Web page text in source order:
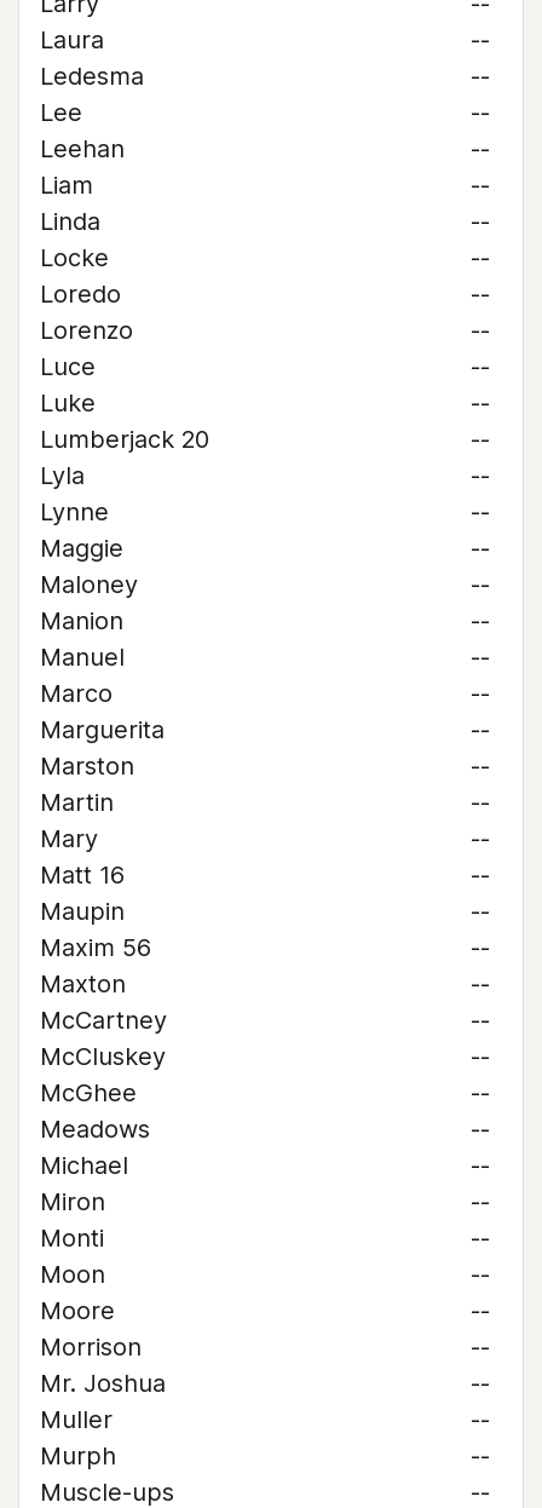
Laura
--
Ledesma
--
Lee
--
Leehan
--
Liam
--
Linda
--
Locke
--
Loredo
--
Lorenzo
--
Luce
--
Luke
--
Lumberjack 20
--
Lyla
--
Lynne
--
Maggie
--
Maloney
--
Manion
--
Manuel
--
Marco
--
Marguerita
--
Marston
--
Martin
--
Mary
--
Matt 16
--
Maupin
--
Maxim 56
--
Maxton
--
McCartney
--
McCluskey
--
McGhee
--
Meadows
--
Michael
--
Miron
--
Monti
--
Moon
--
Moore
--
Morrison
--
Mr. Joshua
--
Muller
--
Murph
--
Muscle-ups
--